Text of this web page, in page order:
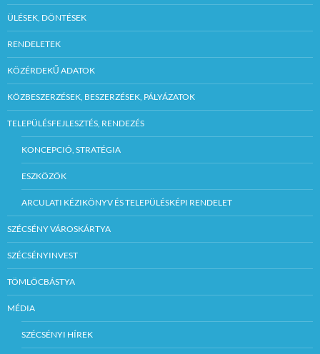
ÜLÉSEK, DÖNTÉSEK
RENDELETEK
KÖZÉRDEKŰ ADATOK
KÖZBESZERZÉSEK, BESZERZÉSEK, PÁLYÁZATOK
TELEPÜLÉSFEJLESZTÉS, RENDEZÉS
KONCEPCIÓ, STRATÉGIA
ESZKÖZÖK
ARCULATI KÉZIKÖNYV ÉS TELEPÜLÉSKÉPI RENDELET
SZÉCSÉNY VÁROSKÁRTYA
SZÉCSÉNYINVEST
TÖMLÖCBÁSTYA
MÉDIA
SZÉCSÉNYI HÍREK